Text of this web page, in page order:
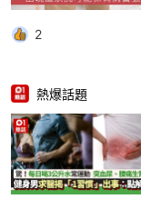
2
熱爆話題